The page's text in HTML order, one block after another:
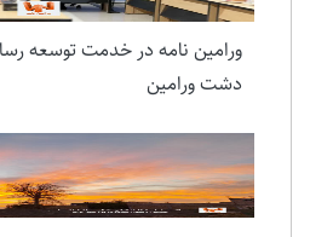
ورامین نامه در خدمت توسعه
دشت ورامین